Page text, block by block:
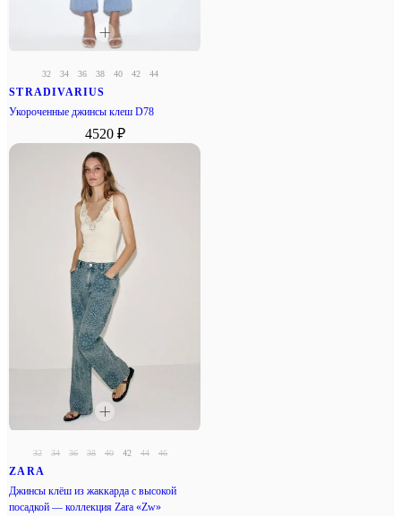
32 34 36 38 40 42 44
STRADIVARIUS
Укороченные джинсы клеш D78
4520 ₽
32 34 36 38 40 42 44 46
ZARA
Джинсы клёш из жаккарда с высокой
посадкой — коллекция Zara «Zw»